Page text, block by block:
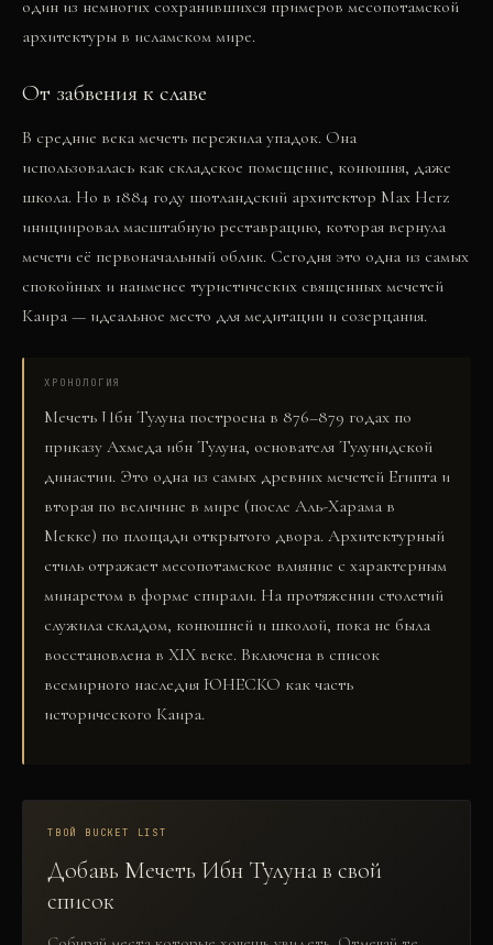
один из немногих сохранившихся примеров месопотамской
архитектуры в исламском мире.
От забвения к славе
В средние века мечеть пережила упадок. Она
использовалась как складское помещение, конюшня, даже
школа. Но в 1884 году шотландский архитектор Max Herz
инициировал масштабную реставрацию, которая вернула
мечети её первоначальный облик. Сегодня это одна из самых
спокойных и наименее туристических священных мечетей
Каира — идеальное место для медитации и созерцания.
ХРОНОЛОГИЯ
Мечеть Ибн Тулуна построена в 876–879 годах по
приказу Ахмеда ибн Тулуна, основателя Тулунидской
династии. Это одна из самых древних мечетей Египта и
вторая по величине в мире (после Аль-Харама в
Мекке) по площади открытого двора. Архитектурный
стиль отражает месопотамское влияние с характерным
минаретом в форме спирали. На протяжении столетий
служила складом, конюшней и школой, пока не была
восстановлена в XIX веке. Включена в список
всемирного наследия ЮНЕСКО как часть
исторического Каира.
ТВОЙ BUCKET LIST
Добавь Мечеть Ибн Тулунав свой
список